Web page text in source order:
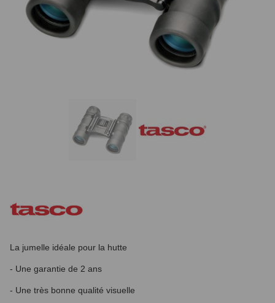
La jumelle idéale pour la hutte
- Une garantie de 2 ans
- Une très bonne qualité visuelle